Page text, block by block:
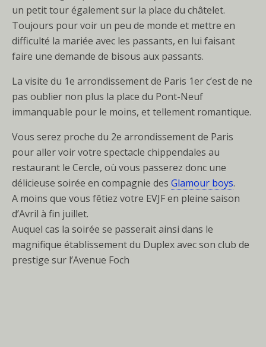
un petit tour également sur la place du châtelet.
Toujours pour voir un peu de monde et mettre en
difficulté la mariée avec les passants, en lui faisant
faire une demande de bisous aux passants.
La visite du 1e arrondissement de Paris 1er c’est de ne
pas oublier non plus la place du Pont-Neuf
immanquable pour le moins, et tellement romantique.
Vous serez proche du 2e arrondissement de Paris
pour aller voir votre spectacle chippendales au
restaurant le Cercle, où vous passerez donc une
délicieuse soirée en compagnie des Glamour boys.
A moins que vous fêtiez votre EVJF en pleine saison
d’Avril à fin juillet.
Auquel cas la soirée se passerait ainsi dans le
magnifique établissement du Duplex avec son club de
prestige sur l’Avenue Foch